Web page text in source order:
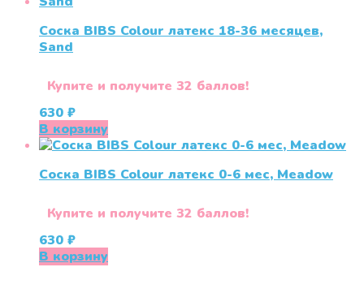
Соска BIBS Colour латекс 18-36 месяцев,
Sand
Купите и получите 32 баллов!
630 ₽
В корзину
Соска BIBS Colour латекс 0-6 мес, Meadow
Купите и получите 32 баллов!
630 ₽
В корзину